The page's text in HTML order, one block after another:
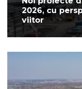
2026, cu
viitor